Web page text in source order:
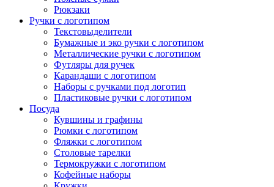
Рюкзаки
Ручки с логотипом
Текстовыделители
Бумажные и эко ручки с логотипом
Металлические ручки с логотипом
Футляры для ручек
Карандаши с логотипом
Наборы с ручками под логотип
Пластиковые ручки с логотипом
Посуда
Кувшины и графины
Рюмки с логотипом
Фляжки с логотипом
Столовые тарелки
Термокружки с логотипом
Кофейные наборы